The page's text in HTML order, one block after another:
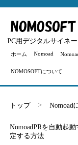
PC用デジタルサイネ
ホーム Nomoad
NOMOSOFTについて
トップ Nomoad
NomoadPRを自動起
定する方法